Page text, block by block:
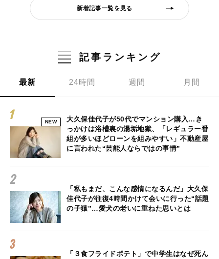
新着記事一覧を見る
記事ランキング
最新 24時間 週間 月間
NEW
大久保佳代子が50代でマンション購入…き
っかけは浴槽裏の湯垢地獄、「レギュラー番
組が多いほどローンを組みやすい」不動産屋
に言われた“芸能人ならではの事情”
「私もまだ、こんな感情になるんだ」大久保
佳代子が往復4時間かけて会いに行った“話題
の子猿”…愛犬の老いに重ねた思いとは
「３食フライドポテト」で中学生はなぜ死ん